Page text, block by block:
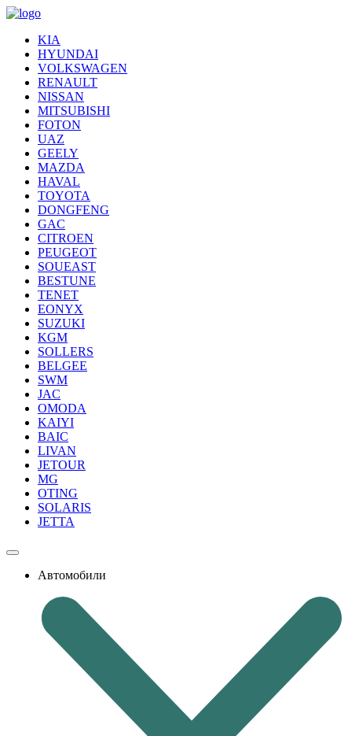
KIA
HYUNDAI
VOLKSWAGEN
RENAULT
NISSAN
MITSUBISHI
FOTON
UAZ
GEELY
MAZDA
HAVAL
TOYOTA
DONGFENG
GAC
CITROEN
PEUGEOT
SOUEAST
BESTUNE
TENET
EONYX
SUZUKI
KGM
SOLLERS
BELGEE
SWM
JAC
OMODA
KAIYI
BAIC
LIVAN
JETOUR
MG
OTING
SOLARIS
JETTA
Автомобили